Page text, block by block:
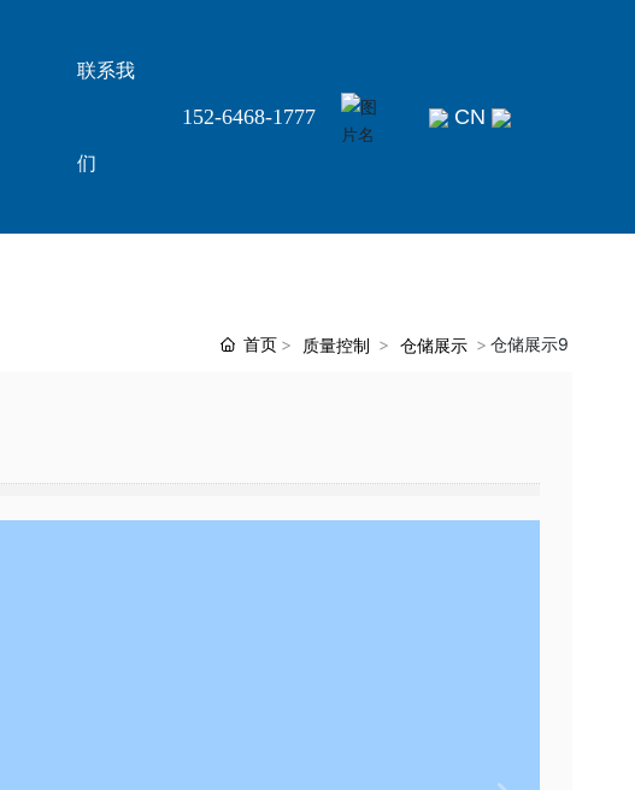
联系我
们
152-6468-1777 CN
首页 质量控制 仓储展示 仓储展示9